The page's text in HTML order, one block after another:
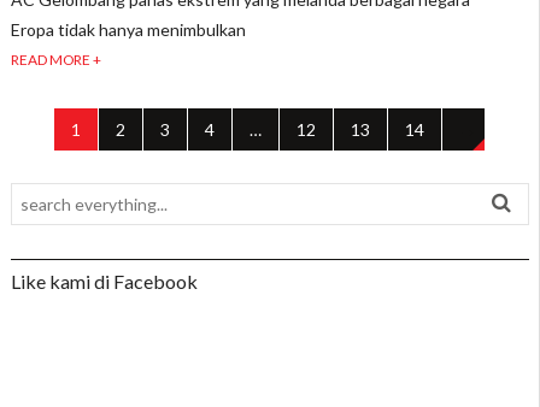
Eropa tidak hanya menimbulkan
READ MORE +
1 2 3 4 … 12 13 14
Like kami di Facebook